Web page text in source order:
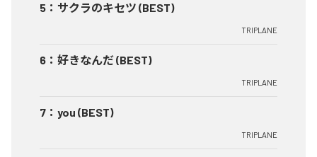
5 ： サクラのキセツ (BEST)
TRIPLANE
6 ： 好きなんだ (BEST)
TRIPLANE
7 ： you (BEST)
TRIPLANE